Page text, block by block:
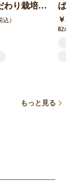
もっと見る
わり栽培
ゴー」送
便対応
7月中旬発
込）
ばる
「
料無
￥
82ポイ